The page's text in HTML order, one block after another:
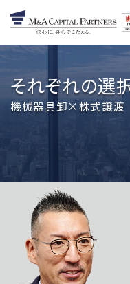
それぞれの選
機械器具卸×株式譲渡